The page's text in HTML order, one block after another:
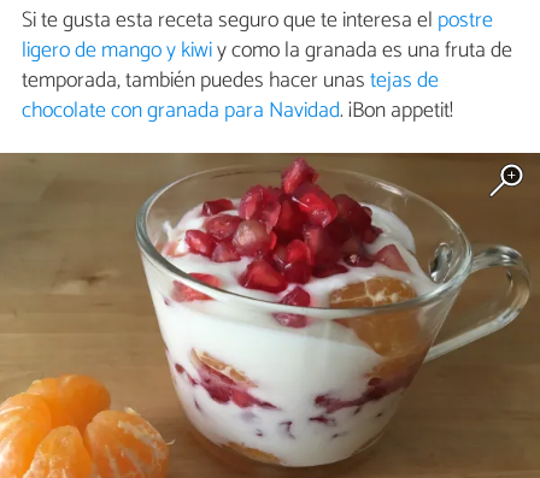
Si te gusta esta receta seguro que te interesa el postre
ligero de mango y kiwiy como la granada es una fruta de
temporada, también puedes hacer unastejas de
chocolate con granada para Navidad. ¡Bon appetit!